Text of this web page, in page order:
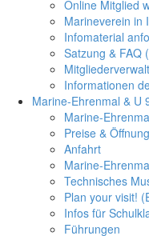
Online Mitglied
Marineverein in
Infomaterial
Satzung & FAQ
Informationen
Marine-Ehrenmal & U
Marine-
Preise &
Anfahrt
Marine-
Technisches
Plan your visit!
Infos für
Führungen